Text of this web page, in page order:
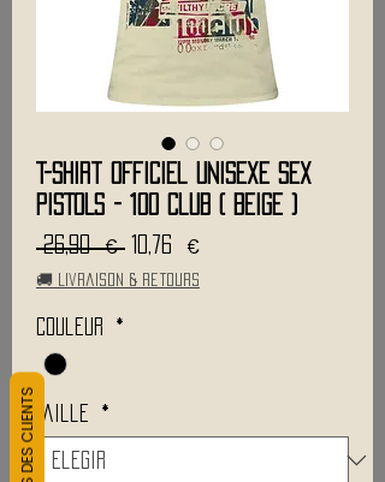
T-Shirt Officiel Unisexe SEX
PISTOLS - 100 Club ( Beige )
26,90 € Precio
10,76 €
🚚 Livraison & retours
Couleur *
Taille *